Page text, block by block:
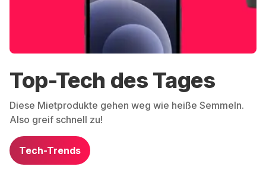
Top-Tech des Tages
Diese Mietprodukte gehen weg wie heiße Semmeln.
Also greif schnell zu!
Tech-Trends